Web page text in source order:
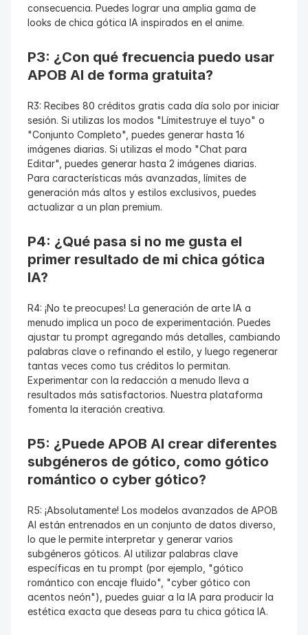
consecuencia. Puedes lograr una amplia gama de
looks de chica gótica IA inspirados en el anime.
P3: ¿Con qué frecuencia puedo usar
APOB AI de forma gratuita?
R3: Recibes 80 créditos gratis cada día solo por iniciar
sesión. Si utilizas los modos "Límitestruye el tuyo" o
"Conjunto Completo", puedes generar hasta 16
imágenes diarias. Si utilizas el modo "Chat para
Editar", puedes generar hasta 2 imágenes diarias.
Para características más avanzadas, límites de
generación más altos y estilos exclusivos, puedes
actualizar a un plan premium.
P4: ¿Qué pasa si no me gusta el
primer resultado de mi chica gótica
IA?
R4: ¡No te preocupes! La generación de arte IA a
menudo implica un poco de experimentación. Puedes
ajustar tu prompt agregando más detalles, cambiando
palabras clave o refinando el estilo, y luego regenerar
tantas veces como tus créditos lo permitan.
Experimentar con la redacción a menudo lleva a
resultados más satisfactorios. Nuestra plataforma
fomenta la iteración creativa.
P5: ¿Puede APOB AI crear diferentes
subgéneros de gótico, como gótico
romántico o cyber gótico?
R5: ¡Absolutamente! Los modelos avanzados de APOB
AI están entrenados en un conjunto de datos diverso,
lo que le permite interpretar y generar varios
subgéneros góticos. Al utilizar palabras clave
específicas en tu prompt (por ejemplo, "gótico
romántico con encaje fluido", "cyber gótico con
acentos neón"), puedes guiar a la IA para producir la
estética exacta que deseas para tu chica gótica IA.